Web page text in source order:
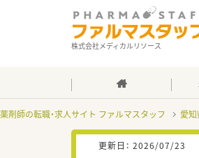
株式会社メディカルリソース
薬剤師の転職・求人サイト ファルマスタッフ 愛
更新日： 2026/07/23